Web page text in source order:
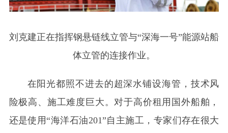
刘克建正在指挥钢悬链线立管与“深海一号”能源站船
体立管的连接作业。
在阳光都照不进去的超深水铺设海管，技术风
险极高、施工难度巨大。对于高价租用国外船舶，
还是使用“海洋石油201”自主施工，专家们存在很大